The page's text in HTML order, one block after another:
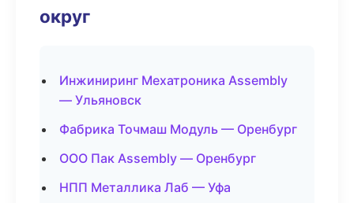
округ
Инжиниринг Мехатроника Assembly
— Ульяновск
Фабрика Точмаш Модуль — Оренбург
ООО Пак Assembly — Оренбург
НПП Металлика Лаб — Уфа